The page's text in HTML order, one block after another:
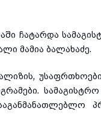
ჩატარდა
მამია ბალახაძე.
სამაგისტრო